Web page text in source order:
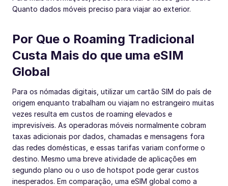
Quanto dados móveis preciso para viajar ao exterior.
Por Que o Roaming Tradicional
Custa Mais do que uma eSIM
Global
Para os nómadas digitais, utilizar um cartão SIM do país de
origem enquanto trabalham ou viajam no estrangeiro muitas
vezes resulta em custos de roaming elevados e
imprevisíveis. As operadoras móveis normalmente cobram
taxas adicionais por dados, chamadas e mensagens fora
das redes domésticas, e essas tarifas variam conforme o
destino. Mesmo uma breve atividade de aplicações em
segundo plano ou o uso de hotspot pode gerar custos
inesperados. Em comparação, uma eSIM global como a